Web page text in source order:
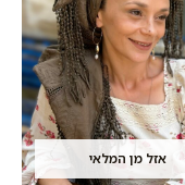
אזל מן המלאי